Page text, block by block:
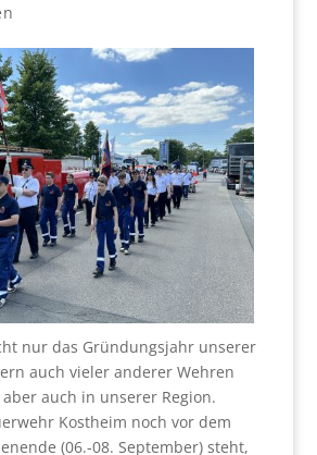
nur das Gründungsjahr unserer
auch vieler anderer Wehren
auch in unserer Region.
Kostheim noch vor dem
(06.-08. September) steht,